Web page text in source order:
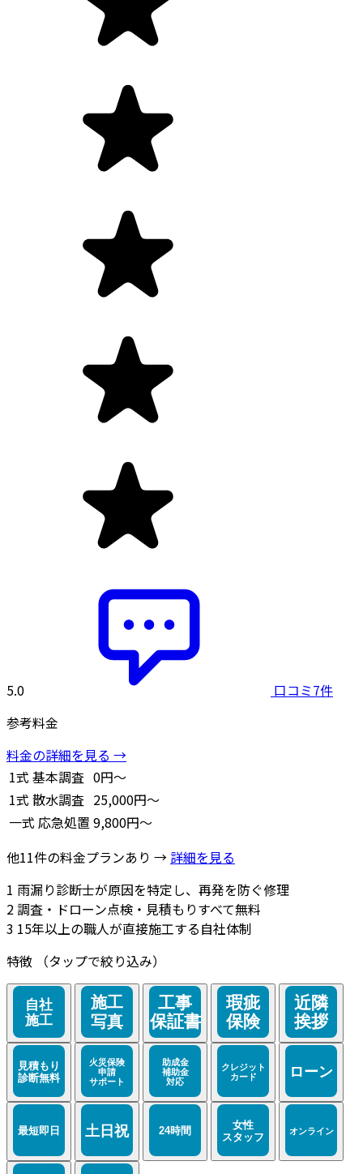
5.0
口コミ7件
参考料金
料金の詳細を見る →
1式 基本調査 0円～
1式 散水調査 25,000円～
一式 応急処置 9,800円～
他11件の料金プランあり → 詳細を見る
1 雨漏り診断士が原因を特定し、再発を防ぐ修理
2調査・ドローン点検・見積もりすべて無料
3 15年以上の職人が直接施工する自社体制
特徴
（タップで絞り込み）